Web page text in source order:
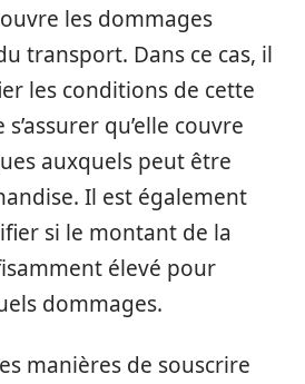
les dommages
transport. Dans ce cas, il
les conditions de cette
qu’elle couvre
auxquels peut être
Il est également
si le montant de la
élevé pour
dommages.
manières de souscrire